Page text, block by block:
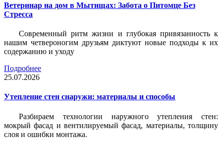
Ветеринар на дом в Мытищах: Забота о Питомце Без
Стресса
Современный ритм жизни и глубокая привязанность к
нашим четвероногим друзьям диктуют новые подходы к их
содержанию и уходу
Подробнее
25.07.2026
Утепление стен снаружи: материалы и способы
Разбираем технологии наружного утепления стен:
мокрый фасад и вентилируемый фасад, материалы, толщину
слоя и ошибки монтажа.